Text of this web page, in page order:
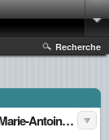
Recherche
Les caractères de la politique (6) : Carla Bruni, la Marie-Antoinette #noussommesdesgensmodestes